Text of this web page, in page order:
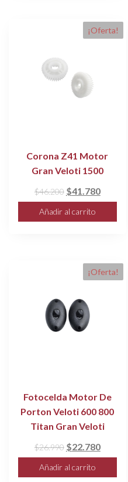
¡Oferta!
Corona Z41 Motor
Gran Veloti 1500
$46.200 El
precio
original
$41.780El
precio
actual
Añadir al carrito
¡Oferta!
Fotocelda Motor De
Porton Veloti 600 800
Titan Gran Veloti
$26.990 El
precio
original
$22.780El
precio
actual
Añadir al carrito